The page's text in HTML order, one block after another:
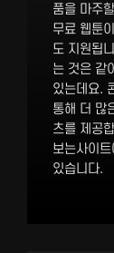
품을 마주
무료 웹툰
도 지원됩
는 것은 같
있는데요.
통해 더 많
츠를 제공
보는사이
있습니다.